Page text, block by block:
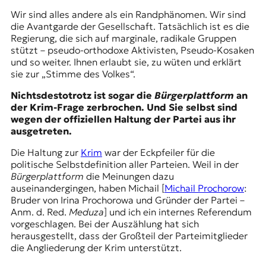
Wir sind alles andere als ein Randphänomen. Wir sind
die Avantgarde der Gesellschaft. Tatsächlich ist es die
Regierung, die sich auf marginale, radikale Gruppen
stützt – pseudo-orthodoxe Aktivisten, Pseudo-Kosaken
und so weiter. Ihnen erlaubt sie, zu wüten und erklärt
sie zur „Stimme des Volkes“.
Nichtsdestotrotz ist sogar die Bürgerplattform an
der Krim-Frage zerbrochen. Und Sie selbst sind
wegen der offiziellen Haltung der Partei aus ihr
ausgetreten.
Die Haltung zur Krim war der Eckpfeiler für die
politische Selbstdefinition aller Parteien. Weil in der
Bürgerplattform die Meinungen dazu
auseinandergingen, haben Michail [Michail Prochorow:
Bruder von Irina Prochorowa und Gründer der Partei –
Anm. d. Red. Meduza] und ich ein internes Referendum
vorgeschlagen. Bei der Auszählung hat sich
herausgestellt, dass der Großteil der Parteimitglieder
die Angliederung der Krim unterstützt.